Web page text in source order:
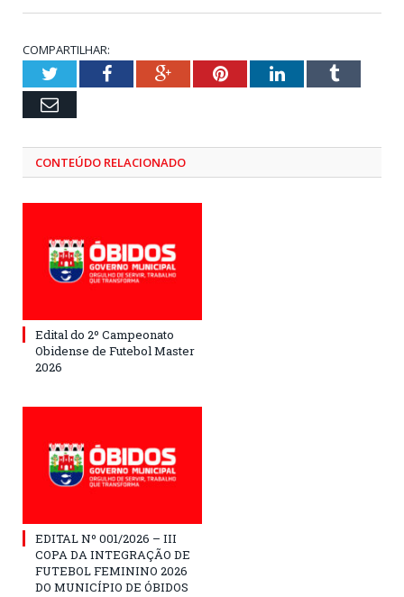
COMPARTILHAR:
TwitterFacebookGoogle+PinterestLinkedInTumblr
Email
CONTEÚDO RELACIONADO
Edital do 2º Campeonato
Obidense de Futebol Master
2026
EDITAL Nº 001/2026 – III
COPA DA INTEGRAÇÃO DE
FUTEBOL FEMININO 2026
DO MUNICÍPIO DE ÓBIDOS